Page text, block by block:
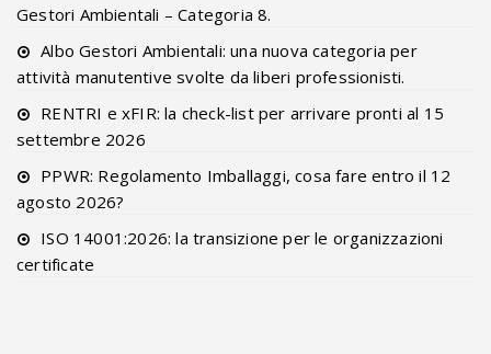
Gestori Ambientali – Categoria 8.
Albo Gestori Ambientali: una nuova categoria per
attività manutentive svolte da liberi professionisti.
RENTRI e xFIR: la check-list per arrivare pronti al 15
settembre 2026
PPWR: Regolamento Imballaggi, cosa fare entro il 12
agosto 2026?
ISO 14001:2026: la transizione per le organizzazioni
certificate